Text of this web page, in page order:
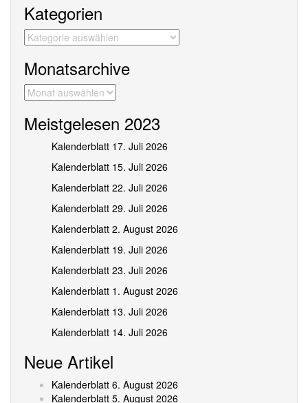
Kategorien
Kategorien
Monatsarchive
Monatsarchive
Meistgelesen 2023
Kalenderblatt 17. Juli 2026
Kalenderblatt 15. Juli 2026
Kalenderblatt 22. Juli 2026
Kalenderblatt 29. Juli 2026
Kalenderblatt 2. August 2026
Kalenderblatt 19. Juli 2026
Kalenderblatt 23. Juli 2026
Kalenderblatt 1. August 2026
Kalenderblatt 13. Juli 2026
Kalenderblatt 14. Juli 2026
Neue Artikel
Kalenderblatt 6. August 2026
Kalenderblatt 5. August 2026